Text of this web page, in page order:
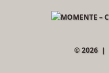
© 2026 |